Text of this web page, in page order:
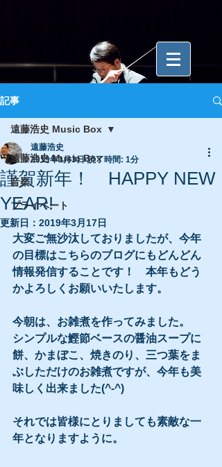
記事
遠藤浩史 Music Box
音楽
プライベート
遠藤浩史 Music Box
謹賀新年！ HAPPY NEW
YEAR!
遠藤浩史
2019年1月3日 読了時間: 1分
更新日： 2019年3月17日
大変ご無沙汰しておりましたが、今年
の目標はこちらのブログにもどんどん
情報発信することです！　本年もどう
かよろしくお願いいたします。
今朝は、お雑煮を作ってみました。
シンプルな鰹節ベースの醤油スープに
餅、かまぼこ、焼きのり、三つ葉をま
ぶしただけのお雑煮ですが、今年も美
味しく出来ました(^-^)
それでは皆様にとりましても素敵な一
年となりますように。